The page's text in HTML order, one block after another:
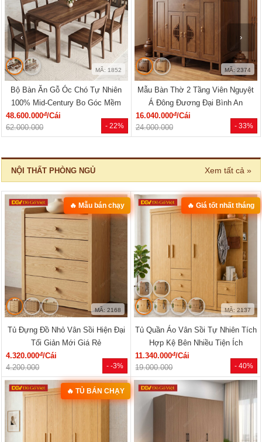
- 33%
MÃ: 2374
Mẫu Bàn Thờ 2 Tầng Viên Nguyệt
Á Đông Đương Đại Bình An
16.040.000đ/Cái
24.000.000
- 41%
MÃ: 2373
Bộ Sofa Phòng Khách Gỗ Óc Chó
Dáng Bề Thế Chân Bệt Vững Chãi
44.410.000đ/Bộ
75.150.000
‹ ›
NỘI THẤT PHÒNG NGỦ Xem tất cả »
- -3%
🔥 Mẫu bán chạy
MÃ: 2168
Tủ Đựng Đồ Nhỏ Vân Sồi Hiện Đại
Tối Giản Mới Giá Rẻ
4.320.000đ/Cái
4.200.000
- 40%
🔥 Giá tốt nhất tháng
MÃ: 2137
Tủ Quần Áo Vân Sồi Tự Nhiên Tích
Hợp Kệ Bên Nhiều Tiện Ích
11.340.000đ/Cái
19.000.000
🔥 TỦ BÁN CHẠY